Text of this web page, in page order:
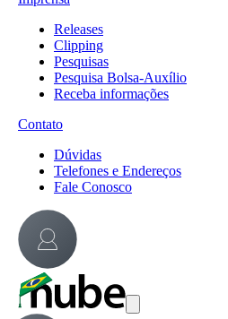
Releases
Clipping
Pesquisas
Pesquisa Bolsa-Auxílio
Receba informações
Contato
Dúvidas
Telefones e Endereços
Fale Conosco